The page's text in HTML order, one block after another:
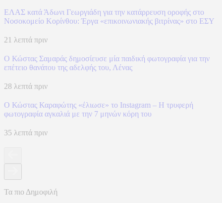
ΕΛΑΣ κατά Άδωνι Γεωργιάδη για την κατάρρευση οροφής στο
Νοσοκομείο Κορίνθου: Έργα «επικοινωνιακής βιτρίνας» στο ΕΣΥ
21 λεπτά πριν
Ο Κώστας Σαμαράς δημοσίευσε μία παιδική φωτογραφία για την
επέτειο θανάτου της αδελφής του, Λένας
28 λεπτά πριν
Ο Κώστας Καραφώτης «έλιωσε» το Instagram – Η τρυφερή
φωτογραφία αγκαλιά με την 7 μηνών κόρη του
35 λεπτά πριν
Τα πιο Δημοφιλή